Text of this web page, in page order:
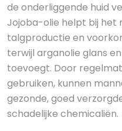
de onderliggende huid
Jojoba-olie helpt bij het
talgproductie en
terwijl arganolie glans
toevoegt. Door
gebruiken, kunnen
gezonde, goed
schadelijke chemicaliën.